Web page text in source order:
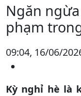
Ngăn
phạm
09:04, 16/06/
Kỳ nghỉ hè là